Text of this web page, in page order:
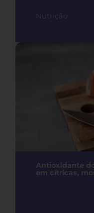
Nutrição
Antioxidante
em cítricas,